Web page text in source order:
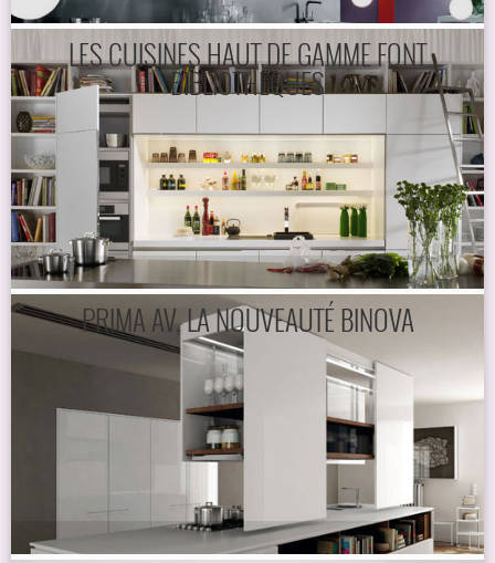
LES CUISINES HAUT DE GAMME FONT
BIBLIOTHÈQUES
PRIMA AV, LA NOUVEAUTÉ BINOVA